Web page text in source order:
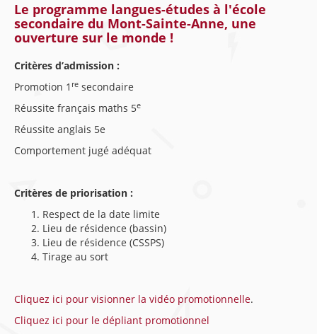
Le programme langues-études à l'école
secondaire du Mont-Sainte-Anne, une
ouverture sur le monde !
Critères d’admission :
Promotion 1 re secondaire
Réussite français maths 5e
Réussite anglais 5e
Comportement jugé adéquat
Critères de priorisation :
Respect de la date limite
Lieu de résidence (bassin)
Lieu de résidence (CSSPS)
Tirage au sort
Cliquez ici pour visionner la vidéo promotionnelle.
Cliquez ici pour le dépliant promotionnel